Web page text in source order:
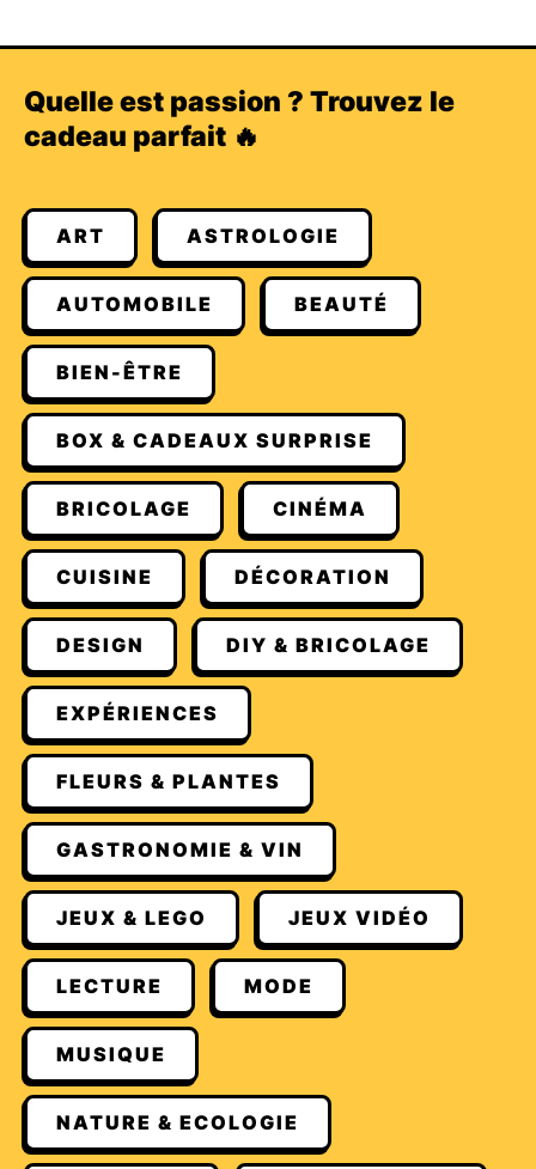
Quelle est passion ? Trouvez le
cadeau parfait 🔥
ART ASTROLOGIE
AUTOMOBILE BEAUTÉ
BIEN-ÊTRE
BOX & CADEAUX SURPRISE
BRICOLAGE CINÉMA
CUISINE DÉCORATION
DESIGN DIY & BRICOLAGE
EXPÉRIENCES
FLEURS & PLANTES
GASTRONOMIE & VIN
JEUX & LEGO JEUX VIDÉO
LECTURE MODE
MUSIQUE
NATURE & ECOLOGIE